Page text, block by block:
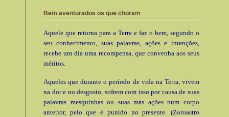
Bem aventurados os que choram
Aquele que retorna para a Terra e faz o bem, segundo o
seu conhecimento, suas palavras, ações e intenções,
recebe um dia uma recompensa, que convenha aos seus
méritos.
Aqueles que durante o período de vida na Terra, vivem
na dor e no desgosto, sofrem com isso por causa de suas
palavras mesquinhas ou suas más ações num corpo
anterior, pelo que é punido no presente. (Zoroastro